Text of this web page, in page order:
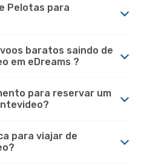
Pelotas para
baratos saindo de
em eDreams ?
para reservar um
para viajar de